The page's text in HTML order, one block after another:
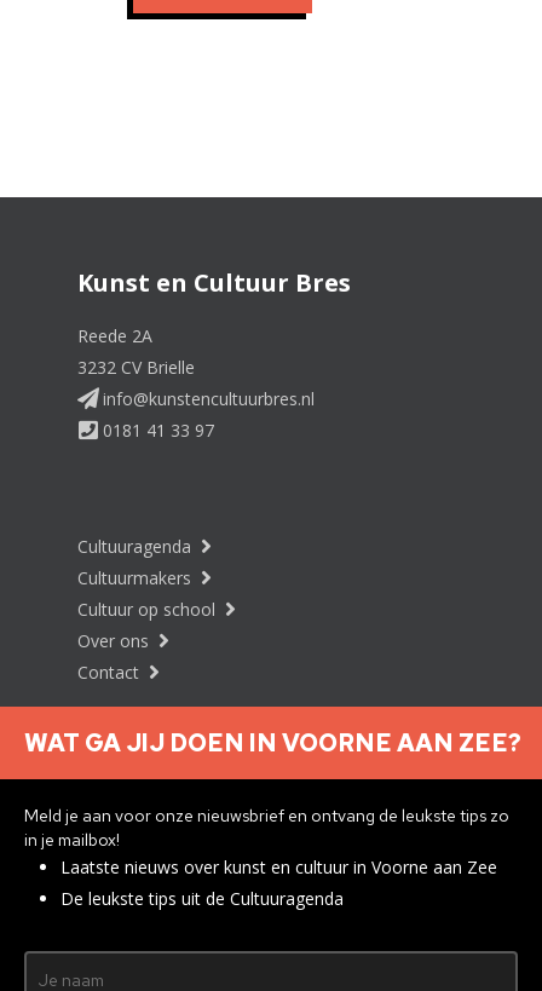
Kunst en Cultuur Bres
Reede 2A
3232 CV Brielle
info@kunstencultuurbres.nl
0181 41 33 97
Cultuuragenda
Cultuurmakers
Cultuur op school
Over ons
Contact
Nieuwsbrief aanmelden
Privacyverklaring
WAT GA JIJ DOEN IN VOORNE AAN ZEE?
Meld je aan voor onze nieuwsbrief en ontvang de leukste tips zo
in je mailbox!
Laatste nieuws over kunst en cultuur in Voorne aan Zee
De leukste tips uit de Cultuuragenda